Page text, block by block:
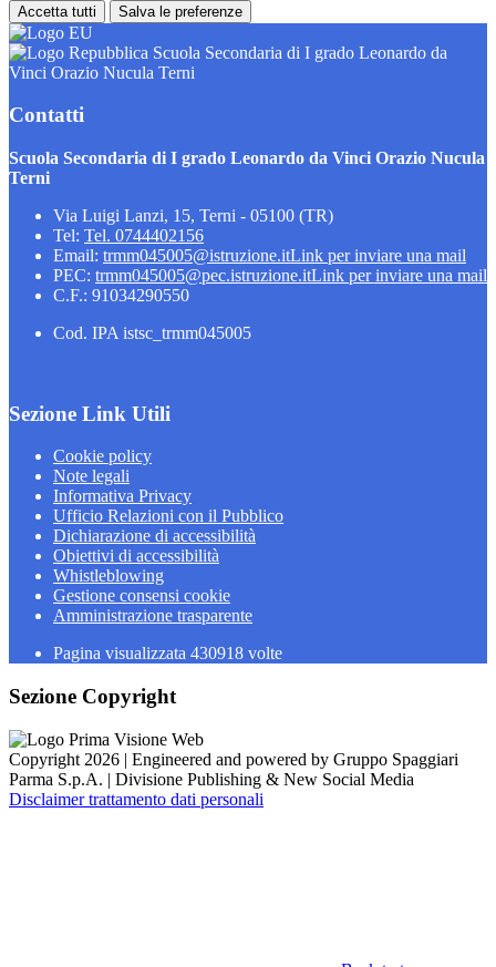
Accetta tutti Salva le preferenze
Scuola Secondaria di I grado Leonardo da
Vinci Orazio Nucula Terni
Contatti
Scuola Secondaria di I grado Leonardo da Vinci Orazio Nucula
Terni
Via Luigi Lanzi, 15, Terni - 05100 (TR)
Tel: Tel. 0744402156
Email: trmm045005@istruzione.itLink per inviare una mail
PEC: trmm045005@pec.istruzione.itLink per inviare una mail
C.F.: 91034290550
Cod. IPA istsc_trmm045005
Sezione Link Utili
Cookie policy
Note legali
Informativa Privacy
Ufficio Relazioni con il Pubblico
Dichiarazione di accessibilità
Obiettivi di accessibilità
Whistleblowing
Gestione consensi cookie
Amministrazione trasparente
Pagina visualizzata 430918 volte
Sezione Copyright
Copyright 2026 | Engineered and powered by Gruppo Spaggiari
Parma S.p.A. | Divisione Publishing & New Social Media
Disclaimer trattamento dati personali